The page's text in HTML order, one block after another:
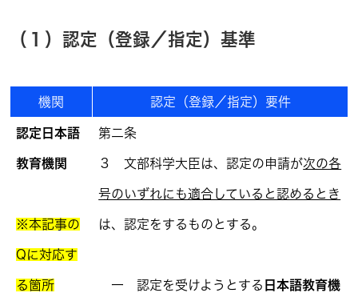
（１）認定（登録／指定）基準
機関 認定（登録／指定）要件
認定日本語
教育機関
※本記事の
Qに対応す
る箇所
第二条
３ 文部科学大臣は、認定の申請が次の各
号のいずれにも適合していると認めるとき
は、認定をするものとする。
一 認定を受けようとする 日本語教育機